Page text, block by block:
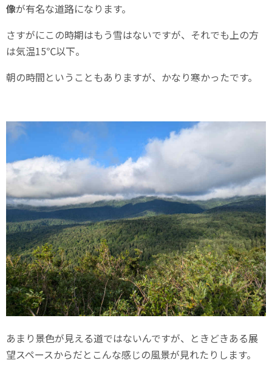
像が有名な道路になります。
さすがにこの時期はもう雪はないですが、それでも上の方
は気温15℃以下。
朝の時間ということもありますが、かなり寒かったです。
あまり景色が見える道ではないんですが、ときどきある展
望スペースからだとこんな感じの風景が見れたりします。